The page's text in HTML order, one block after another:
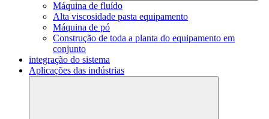
Máquina de fluído
Alta viscosidade pasta equipamento
Máquina de pó
Construção de toda a planta do equipamento em
conjunto
integração do sistema
Aplicações das indústrias